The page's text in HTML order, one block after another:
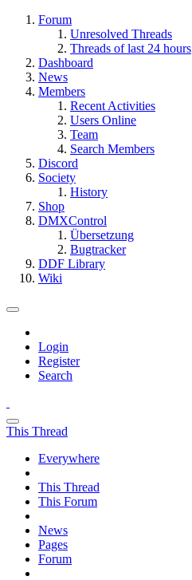
Forum
Unresolved Threads
Threads of last 24 hours
Dashboard
News
Members
Recent Activities
Users Online
Team
Search Members
Discord
Society
History
Shop
DMXControl
Übersetzung
Bugtracker
DDF Library
Wiki
Login
Register
Search
This Thread
Everywhere
This Thread
This Forum
News
Pages
Forum